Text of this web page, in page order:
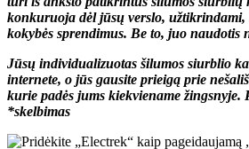
konkuruoja dėl jūsų verslo, užtikrindami,
kokybės sprendimus. Be to, juo naudotis
Jūsų individualizuotas šilumos siurblio
internete, o jūs gausite prieigą prie
kurie padės jums kiekviename žingsnyje.
*skelbimas